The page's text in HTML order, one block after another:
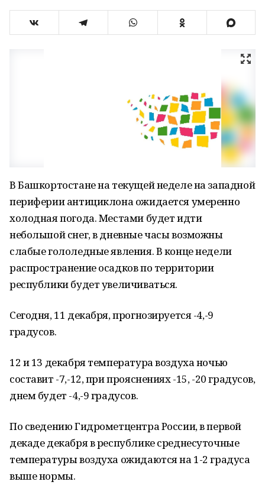
В Башкортостане на текущей неделе на западной
периферии антициклона ожидается умеренно
холодная погода. Местами будет идти
небольшой снег, в дневные часы возможны
слабые гололедные явления. В конце недели
распространение осадков по территории
республики будет увеличиваться.
Сегодня, 11 декабря, прогнозируется -4,-9
градусов.
12 и 13 декабря температура воздуха ночью
составит -7,-12, при прояснениях -15, -20 градусов,
днем будет -4,-9 градусов.
По сведению Гидрометцентра России, в первой
декаде декабря в республике среднесуточные
температуры воздуха ожидаются на 1-2 градуса
выше нормы.